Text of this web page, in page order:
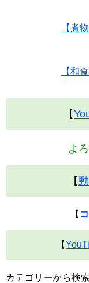
【煮
【和
【
よ
【
【
【
カテゴリーから検索